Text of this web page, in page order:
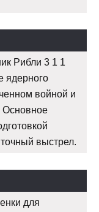
Рибли 3 1 1
ядерного
войной и
Основное
выстрел.
для